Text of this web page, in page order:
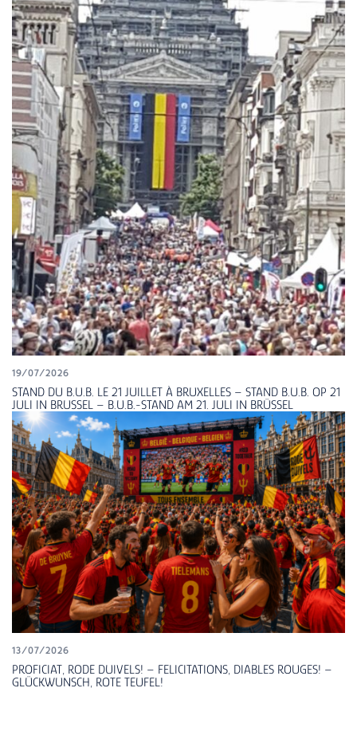
19/07/2026
STAND DU B.U.B. LE 21 JUILLET À BRUXELLES – STAND B.U.B. OP 21
JULI IN BRUSSEL – B.U.B.-STAND AM 21. JULI IN BRÜSSEL
13/07/2026
PROFICIAT, RODE DUIVELS! – FELICITATIONS, DIABLES ROUGES! –
GLÜCKWUNSCH, ROTE TEUFEL!